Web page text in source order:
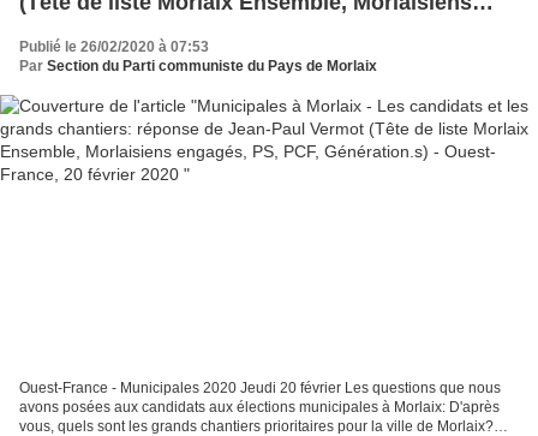
engagés, PS, PCF, Génération.s) - Ouest-France,
20 février 2020
Publié le 26/02/2020 à 07:53
Par Section du Parti communiste du Pays de Morlaix
Ouest-France - Municipales 2020 Jeudi 20 février Les questions que nous
avons posées aux candidats aux élections municipales à Morlaix: D'après
vous, quels sont les grands chantiers prioritaires pour la ville de Morlaix?